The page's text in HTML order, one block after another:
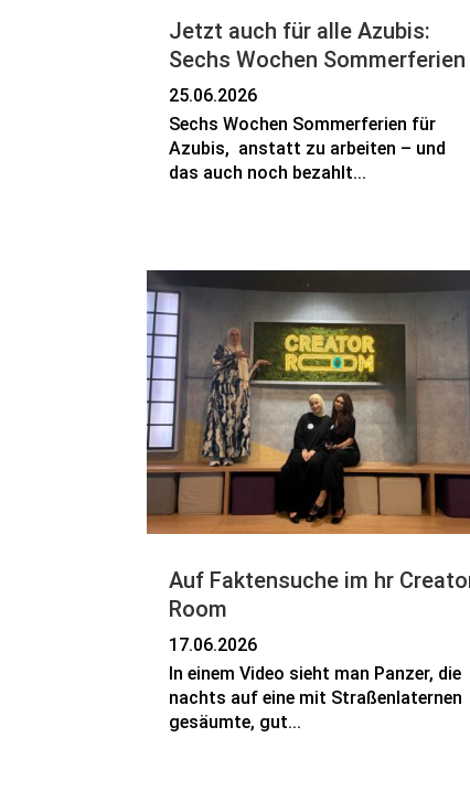
Jetzt auch für alle Azubis:
Sechs Wochen Sommerferien
25.06.2026
Sechs Wochen Sommerferien für
Azubis, anstatt zu arbeiten – und
das auch noch bezahlt...
Auf Faktensuche im hr
Room
17.06.2026
In einem Video sieht man Panzer, die
nachts auf eine mit Straßenlaternen
gesäumte, gut...